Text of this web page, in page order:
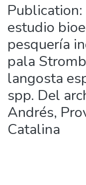
Publication:
estudio
pesquería
pala
langosta
spp. Del
Andrés,
Catalina